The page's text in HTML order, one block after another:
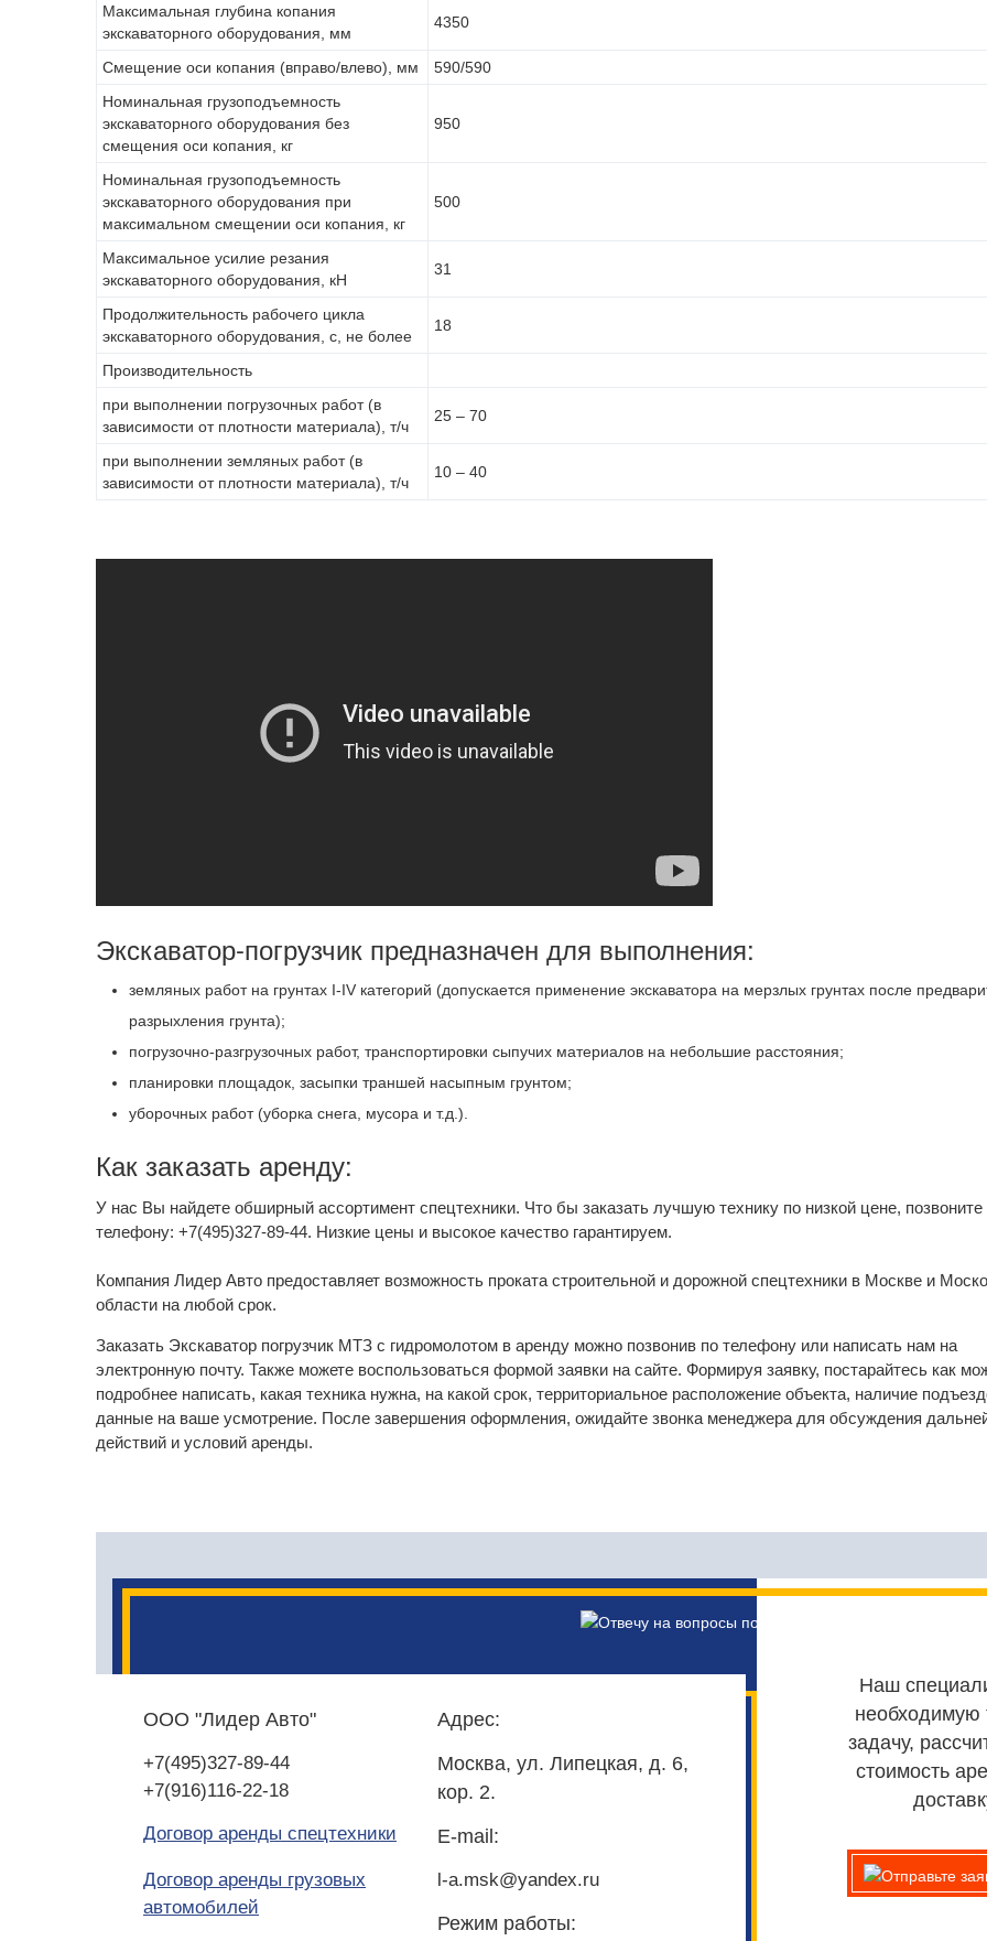
Максимальная глубина копания
экскаваторного оборудования, мм
4350
Смещение оси копания (вправо/влево), мм
590/590
Номинальная грузоподъемность
экскаваторного оборудования без
смещения оси копания, кг
950
Номинальная грузоподъемность
экскаваторного оборудования при
максимальном смещении оси копания, кг
500
Максимальное усилие резания
экскаваторного оборудования, кН
31
Продолжительность рабочего цикла
экскаваторного оборудования, с, не более
18
Производительность
при выполнении погрузочных работ (в
зависимости от плотности материала), т/ч
25 – 70
при выполнении земляных работ (в
зависимости от плотности материала), т/ч
10 – 40
Экскаватор-погрузчик предназначен для выполнения:
земляных работ на грунтах I-IV категорий (допускается применение экскаватора на мерзлых грунтах после
разрыхления грунта);
погрузочно-разгрузочных работ, транспортировки сыпучих материалов на небольшие расстояния;
планировки площадок, засыпки траншей насыпным грунтом;
уборочных работ (уборка снега, мусора и т.д.).
Как заказать аренду:
У нас Вы найдете обширный ассортимент спецтехники. Что бы заказать лучшую технику по низкой цене, позвоните
телефону: +7(495)327-89-44. Низкие цены и высокое качество гарантируем.
Компания Лидер Авто предоставляет возможность проката строительной и дорожной спецтехники в Москве и
области на любой срок.
Заказать Экскаватор погрузчик МТЗ с гидромолотом в аренду можно позвонив по телефону или написать нам на
электронную почту. Также можете воспользоваться формой заявки на сайте. Формируя заявку, постарайтесь как
подробнее написать, какая техника нужна, на какой срок, территориальное расположение объекта, наличие
данные на ваше усмотрение. После завершения оформления, ожидайте звонка менеджера для обсуждения
действий и условий аренды.
У вас есть необходимость в аренде
Сомневаетесь в выборе под вашу задачу?
Наш
необходимую
задачу,
стоимость
ООО "Лидер Авто"
+7(495)327-89-44
+7(916)116-22-18
Договор аренды спецтехники
Договор аренды грузовых
автомобилей
Адрес:
Москва, ул. Липецкая, д. 6,
кор. 2.
E-mail:
l-a.msk@yandex.ru
Режим работы: